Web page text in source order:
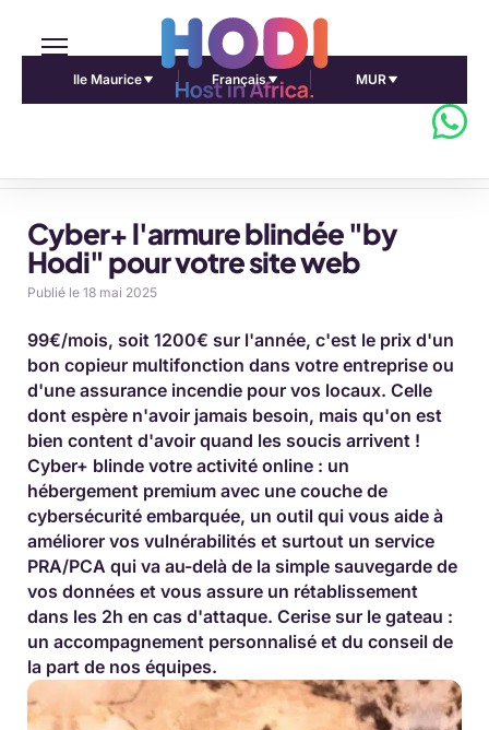
Ile Maurice Français MUR
Cyber+ l'armure blindée "by
Hodi" pour votre site web
Publié le 18 mai 2025
99€/mois, soit 1200€ sur l'année, c'est le prix d'un
bon copieur multifonction dans votre entreprise ou
d'une assurance incendie pour vos locaux. Celle
dont espère n'avoir jamais besoin, mais qu'on est
bien content d'avoir quand les soucis arrivent !
Cyber+ blinde votre activité online : un
hébergement premium avec une couche de
cybersécurité embarquée, un outil qui vous aide à
améliorer vos vulnérabilités et surtout un service
PRA/PCA qui va au-delà de la simple sauvegarde de
vos données et vous assure un rétablissement
dans les 2h en cas d'attaque. Cerise sur le gateau :
un accompagnement personnalisé et du conseil de
la part de nos équipes.